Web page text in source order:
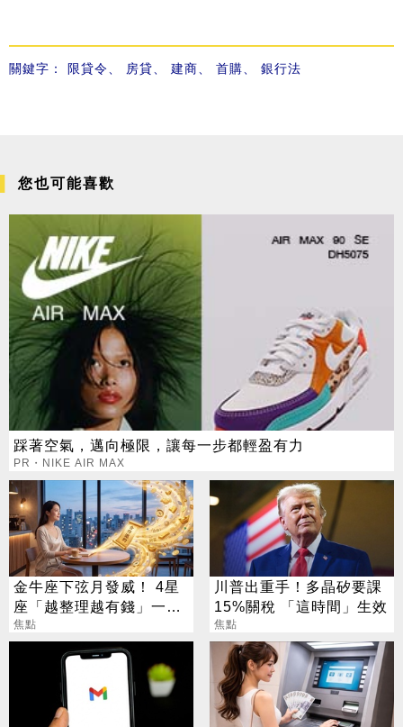
關鍵字： 限貸令、 房貸、 建商、 首購、 銀行法
您也可能喜歡
踩著空氣，邁向極限，讓每一步都輕盈有力
PR・NIKE AIR MAX
金牛座下弦月發威！ 4星
座「越整理越有錢」一路
旺運到10月
焦點
川普出重手！多晶矽要課
15%關稅 「這時間」生效
焦點